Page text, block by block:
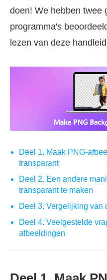
doen! We hebben twee
programma's
lezen van deze
Deel 1. Maak PNG-
transparant
Deel 2. Een andere
transparant te maken
Deel 3. Vergelijking van
Deel 4. Veelgestelde
afbeeldingen